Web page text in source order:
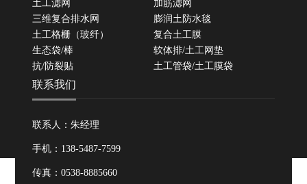
土工滤网
加筋滤网
三维复合排水网
膨润土防水毯
土工格栅（玻纤）
复合土工膜
生态袋/棒
软体排/土工网垫
抗/防裂贴
土工管袋/土工膜袋
联系我们
联系人：朱经理
手机：138-5487-7599
传真：0538-8885660